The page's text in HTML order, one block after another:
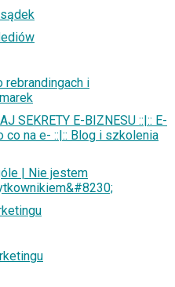
rebrandingach i
SEKRETY E-BIZNESU ::|:: E-
na e- ::|:: Blog i szkolenia
| Nie jestem